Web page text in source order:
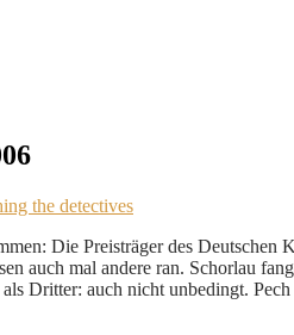
the detectives
Die Preisträger des
auch mal andere ran. Schorlau
Dritter: auch nicht unbedingt.